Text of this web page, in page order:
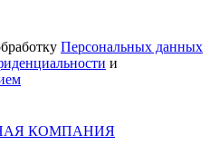
Персональных данных
и
КОМПАНИЯ